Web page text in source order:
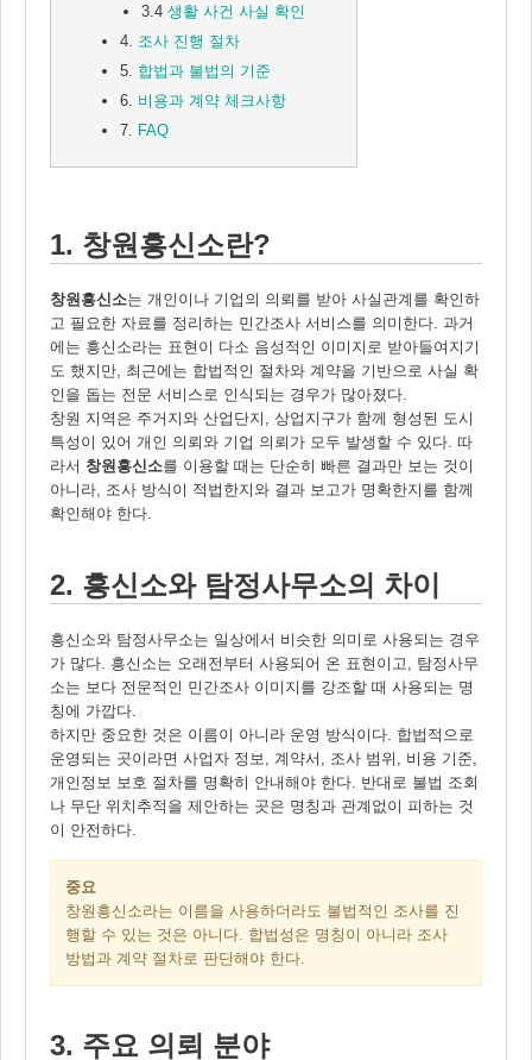
3.4 생활 사건 사실 확인
4. 조사 진행 절차
5. 합법과 불법의 기준
6. 비용과 계약 체크사항
7.
FAQ
1. 창원흥신소란?
창원흥신소는 개인이나 기업의 의뢰를 받아 사실관계를 확인하
고 필요한 자료를 정리하는 민간조사 서비스를 의미한다. 과거
에는 흥신소라는 표현이 다소 음성적인 이미지로 받아들여지기
도 했지만, 최근에는 합법적인 절차와 계약을 기반으로 사실 확
인을 돕는 전문 서비스로 인식되는 경우가 많아졌다.
창원 지역은 주거지와 산업단지, 상업지구가 함께 형성된 도시
특성이 있어 개인 의뢰와 기업 의뢰가 모두 발생할 수 있다. 따
라서 창원흥신소를 이용할 때는 단순히 빠른 결과만 보는 것이
아니라, 조사 방식이 적법한지와 결과 보고가 명확한지를 함께
확인해야 한다.
2. 흥신소와 탐정사무소의 차이
흥신소와 탐정사무소는 일상에서 비슷한 의미로 사용되는 경우
가 많다. 흥신소는 오래전부터 사용되어 온 표현이고, 탐정사무
소는 보다 전문적인 민간조사 이미지를 강조할 때 사용되는 명
칭에 가깝다.
하지만 중요한 것은 이름이 아니라 운영 방식이다. 합법적으로
운영되는 곳이라면 사업자 정보, 계약서, 조사 범위, 비용 기준,
개인정보 보호 절차를 명확히 안내해야 한다. 반대로 불법 조회
나 무단 위치추적을 제안하는 곳은 명칭과 관계없이 피하는 것
이 안전하다.
중요
창원흥신소라는 이름을 사용하더라도 불법적인 조사를 진
행할 수 있는 것은 아니다. 합법성은 명칭이 아니라 조사
방법과 계약 절차로 판단해야 한다.
3. 주요 의뢰 분야